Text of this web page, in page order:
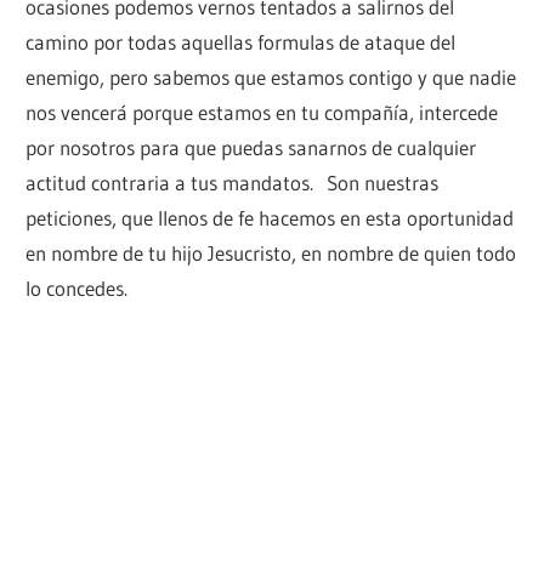
ocasiones podemos vernos tentados a salirnos del
camino por todas aquellas formulas de ataque del
enemigo, pero sabemos que estamos contigo y que nadie
nos vencerá porque estamos en tu compañía, intercede
por nosotros para que puedas sanarnos de cualquier
actitud contraria a tus mandatos. Son nuestras
peticiones, que llenos de fe hacemos en esta oportunidad
en nombre de tu hijo Jesucristo, en nombre de quien todo
lo concedes.